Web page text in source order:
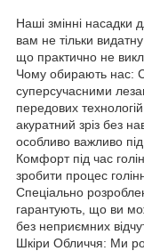
Наші змінні насадки
вам не тільки
що практично не
Чому обирають нас:
суперсучасними
передових
акуратний зріз без
особливо важливо під
Комфорт під час
зробити процес
Спеціально
гарантують, що ви
без неприємних
Шкіри Обличчя: Ми